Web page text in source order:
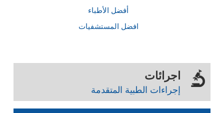
أفضل الأطباء
افضل المستشفيات
اجرائات
إجراءات الطبية المتقدمة